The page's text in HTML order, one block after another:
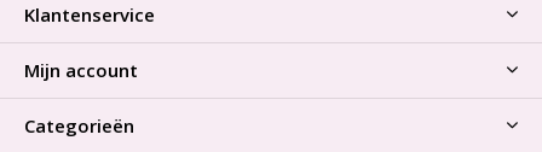
Klantenservice
Mijn account
Categorieën